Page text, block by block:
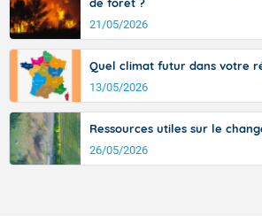
21/05/2026
Quel climat futur dans votre
13/05/2026
Ressources utiles sur le
26/05/2026